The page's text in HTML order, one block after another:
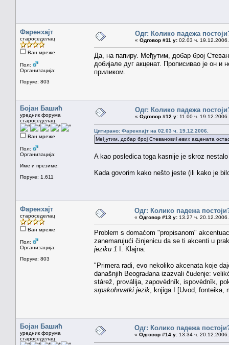
Фаренхајт
староседелац
Ван мреже
Пол:
Организација:
Поруке: 803
Одг: Колико падежа
« Одговор #11 у: 02.03 ч.
Да, на папиру. Међутим, добар број
добијале дуг акценат. Прописивао је он и
приликом.
Бојан Башић
уредник форума
староседелац
Ван мреже
Пол:
Организација:
Име и презиме:
Поруке: 1.611
Одг: Колико падежа
« Одговор #12 у: 11.00 ч.
Цитирано: Фаренхајт на 02.03 ч. 19.12.2006.
Међутим, добар број Стевановићевих акцената
A kao posledica toga kasnije je skroz
Kada govorim kako nešto jeste (ili kako je
Фаренхајт
староседелац
Ван мреже
Пол:
Организација:
Поруке: 803
Одг: Колико падежа
« Одговор #13 у: 13.27 ч.
Problem s domaćom "propisanom"
zanemarujući činjenicu da se ti akcenti u
jeziku 1 I. Klajna:
"Primera radi, evo nekoliko akcenata koje
današnjih Beograđana izazvali čuđenje:
stárež, proválija, zapovèdnīk, ispovèdnīk,
srpskohrvatki jezik , knjiga I [Uvod, fonteika,
Бојан Башић
уредник форума
староседелац
Одг: Колико падежа
« Одговор #14 у: 13.34 ч.